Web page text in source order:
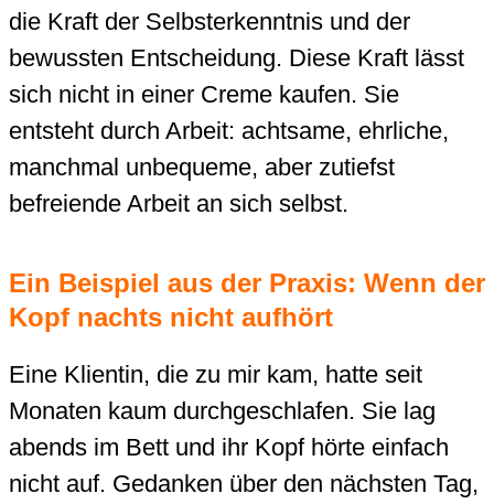
die Kraft der Selbsterkenntnis und der
bewussten Entscheidung. Diese Kraft lässt
sich nicht in einer Creme kaufen. Sie
entsteht durch Arbeit: achtsame, ehrliche,
manchmal unbequeme, aber zutiefst
befreiende Arbeit an sich selbst.
Ein Beispiel aus der Praxis: Wenn der
Kopf nachts nicht aufhört
Eine Klientin, die zu mir kam, hatte seit
Monaten kaum durchgeschlafen. Sie lag
abends im Bett und ihr Kopf hörte einfach
nicht auf. Gedanken über den nächsten Tag,